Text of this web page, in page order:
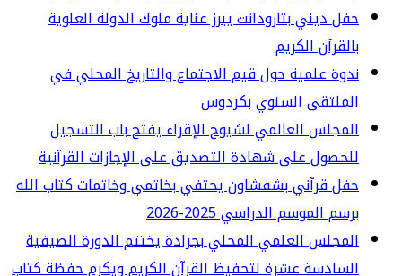
ديني بتارودانت يبرز عناية ملوك الدولة العلوية
الكريم
علمية حول قيم الاجتماع والتاريخ المحلي في
السنوي بكردوس
العالمي لشيوخ الإقراء يفتح باب التسجيل
على شهادة التصديق على الإجازات القرآنية
قرآني بشفشاون يحتفي بخاتمي وخاتمات كتاب الله
الموسم الدراسي 2025-2026
العلمي المحلي بجرادة يختتم الدورة الصيفية
عشرة لتحفيظ القرآن الكريم ويكرم حفظة كتاب